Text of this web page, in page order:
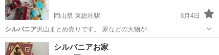
岡山県 東総社駅
8月4日
シルバニア沢山まとめ売りです。 家などの大物が…
岡山 総社市 おもちゃ
シルバニアお家